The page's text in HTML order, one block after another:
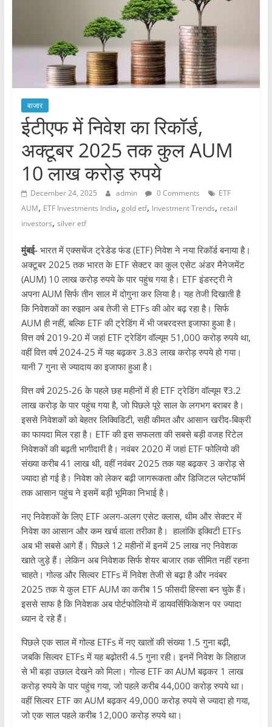
बाजार
ईटीएफ में निवेश का रिकॉर्ड,
अक्टूबर 2025 तक कुल AUM
10 लाख करोड़ रुपये
December 24, 2025 admin 0 Comments
ETF
AUM, ETF Investments India, gold etf, Investment Trends, retail
investors, silver etf
मुंबई- भारत में एक्सचेंज ट्रेडेड फंड (ETF) निवेश ने नया रिकॉर्ड बनाया है।
अक्टूबर 2025 तक भारत के ETF सेक्टर का कुल एसेट अंडर मैनेजमेंट
(AUM) 10 लाख करोड़ रुपये के पार पहुंच गया है। ETF इंडस्ट्री ने
अपना AUM सिर्फ तीन साल में दोगुना कर लिया है। यह तेजी दिखाती है
कि निवेशकों का रुझान अब तेजी से ETFs की ओर बढ़ रहा है। सिर्फ
AUM ही नहीं, बल्कि ETF की ट्रेडिंग में भी जबरदस्त इजाफा हुआ है।
वित्त वर्ष 2019-20 में जहां ETF ट्रेडिंग वॉल्यूम 51,000 करोड़ रुपये था,
वहीं वित्त वर्ष 2024-25 में यह बढ़कर 3.83 लाख करोड़ रुपये हो गया।
यानी 7 गुना से ज्यादाय का इजाफा हुआ है।
वित्त वर्ष 2025-26 के पहले छह महीनों में ही ETF ट्रेडिंग वॉल्यूम ₹3.2
लाख करोड़ के पार पहुंच गया है, जो पिछले पूरे साल के लगभग बराबर है।
इससे निवेशकों को बेहतर लिक्विडिटी, सही कीमत और आसान खरीद-बिक्री
का फायदा मिल रहा है। ETF की इस सफलता की सबसे बड़ी वजह रिटेल
निवेशकों की बढ़ती भागीदारी है। नवंबर 2020 में जहां ETF फोलियो की
संख्या करीब 41 लाख थी, वहीं नवंबर 2025 तक यह बढ़कर 3 करोड़ से
ज्यादा हो गई है। निवेश को लेकर बढ़ी जागरूकता और डिजिटल प्लेटफॉर्म
तक आसान पहुंच ने इसमें बड़ी भूमिका निभाई है।
नए निवेशकों के लिए ETF अलग-अलग एसेट क्लास, थीम और सेक्टर में
निवेश का आसान और कम खर्च वाला तरीका है। हालांकि इक्विटी ETFs
अब भी सबसे आगे हैं। पिछले 12 महीनों में इनमें 25 लाख नए निवेशक
खाते जुड़े हैं। लेकिन अब निवेशक सिर्फ शेयर बाजार तक सीमित नहीं रहना
चाहते। गोल्ड और सिल्वर ETFs में निवेश तेजी से बढ़ा है और नवंबर
2025 तक ये कुल ETF AUM का करीब 15 फीसदी हिस्सा बन चुके हैं।
इससे साफ है कि निवेशक अब पोर्टफोलियो में डायवर्सिफिकेशन पर ज्यादा
ध्यान दे रहे हैं।
पिछले एक साल में गोल्ड ETFs में नए खातों की संख्या 1.5 गुना बढ़ी,
जबकि सिल्वर ETFs में यह बढ़ोतरी 4.5 गुना रही। इनमें निवेश के लिहाज
से भी बड़ा उछाल देखने को मिला। गोल्ड ETF का AUM बढ़कर 1 लाख
करोड़ रुपये के पार पहुंच गया, जो पहले करीब 44,000 करोड़ रुपये था।
वहीं सिल्वर ETF का AUM बढ़कर 49,000 करोड़ रुपये से ज्यादा हो गया,
जो एक साल पहले करीब 12,000 करोड़ रुपये था।